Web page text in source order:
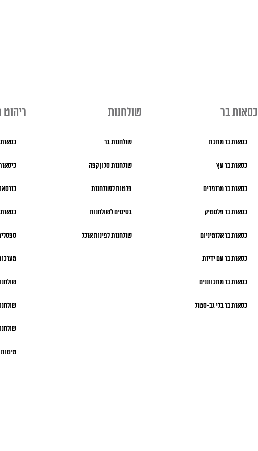
כסאות בר
כסאות בר מתכת
כסאות בר עץ
כסאות בר מרופדים
כסאות בר פלסטיק
כסאות בר אלומיניום
כסאות בר עם ידיות
כסאות בר מתכווננים
כסאות בר בלי גב-סטול
שולחנות
שולחנות בר
שולחנות סלון קפה
פלטות לשולחנות
בסיסים לשולחנות
שולחנות לפינות אוכל
ריהוט
כסאות
מיטות